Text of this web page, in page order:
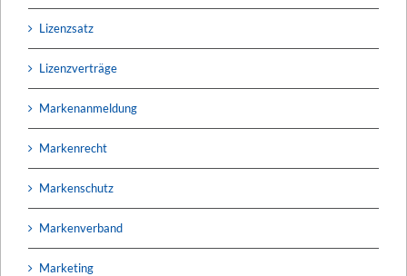
Lizenzsatz
Lizenzverträge
Markenanmeldung
Markenrecht
Markenschutz
Markenverband
Marketing